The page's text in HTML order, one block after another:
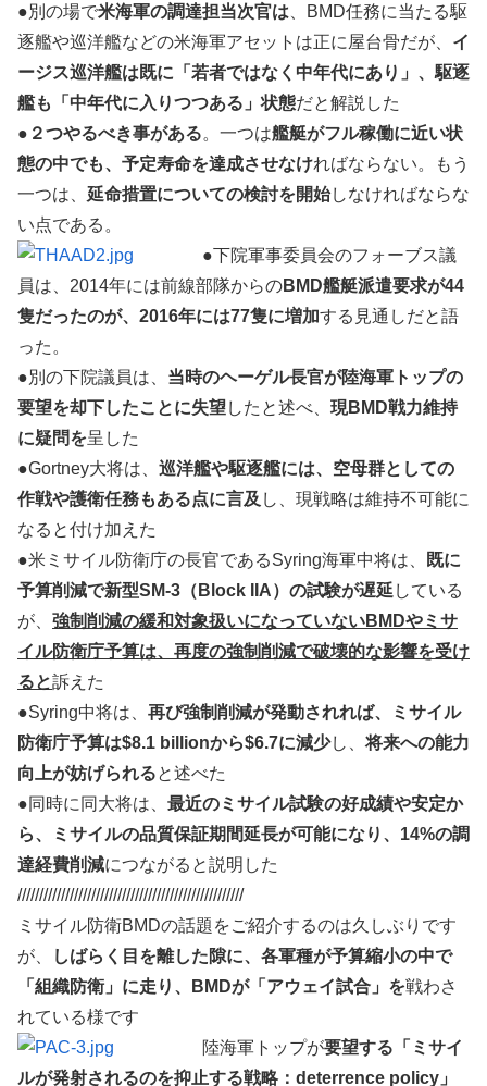
●別の場で米海軍の調達担当次官は 、BMD任務に当たる駆
逐艦や巡洋艦などの米海軍アセットは正に屋台骨だが、 イ
ージス巡洋艦は既に「若者ではなく中年代にあり」、駆逐
艦も「中年代に入りつつある」状態だと解説した
● ２つやるべき事がある。一つは艦艇がフル稼働に近い状
態の中でも、予定寿命を達成させなければならない。もう
一つは、 延命措置についての検討を開始しなければならな
い点である。
●下院軍事委員会のフォーブス議
員は、2014年には前線部隊からのBMD艦艇派遣要求が44
隻だったのが、2016年には77隻に増加する見通しだと語
った。
●別の下院議員は、 当時のヘーゲル長官が陸海軍トップの
要望を却下したことに失望したと述べ、 現BMD戦力維持
に疑問を呈した
●Gortney大将は、 巡洋艦や駆逐艦には、空母群としての
作戦や護衛任務もある点に言及 し、現戦略は維持不可能に
なると付け加えた
●米ミサイル防衛庁の長官であるSyring海軍中将は、
既に
予算削減で新型SM-3（Block IIA）の試験が遅延 している
が、 強制削減の緩和対象扱いになっていないBMDやミサ
イル防衛庁予算は、再度の強制削減で破壊的な影響を受け
ると訴えた
●Syring中将は、 再び強制削減が発動されれば、ミサイル
防衛庁予算は$8.1 billionから$6.7に減少し、将来への能力
向上が妨げられると述べた
●同時に同大将は、 最近のミサイル試験の好成績や安定か
ら、ミサイルの品質保証期間延長が可能になり、14%の調
達経費削減につながると説明した
////////////////////////////////////////////////////
ミサイル防衛BMDの話題をご紹介するのは久しぶりです
が、
しばらく目を離した隙に、各軍種が予算縮小の中で
「組織防衛」に走り、BMDが「アウェイ試合」を戦わさ
れている様です
陸海軍トップが要望する「ミサイ
ルが発射されるのを抑止する戦略：deterrence policy」